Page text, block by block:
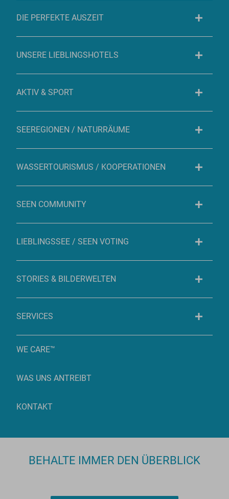
DIE PERFEKTE AUSZEIT
UNSERE LIEBLINGSHOTELS
AKTIV & SPORT
SEEREGIONEN / NATURRÄUME
WASSERTOURISMUS / KOOPERATIONEN
SEEN COMMUNITY
LIEBLINGSSEE / SEEN VOTING
STORIES & BILDERWELTEN
SERVICES
WE CARE™
WAS UNS ANTREIBT
KONTAKT
BEHALTE IMMER DEN ÜBERBLICK